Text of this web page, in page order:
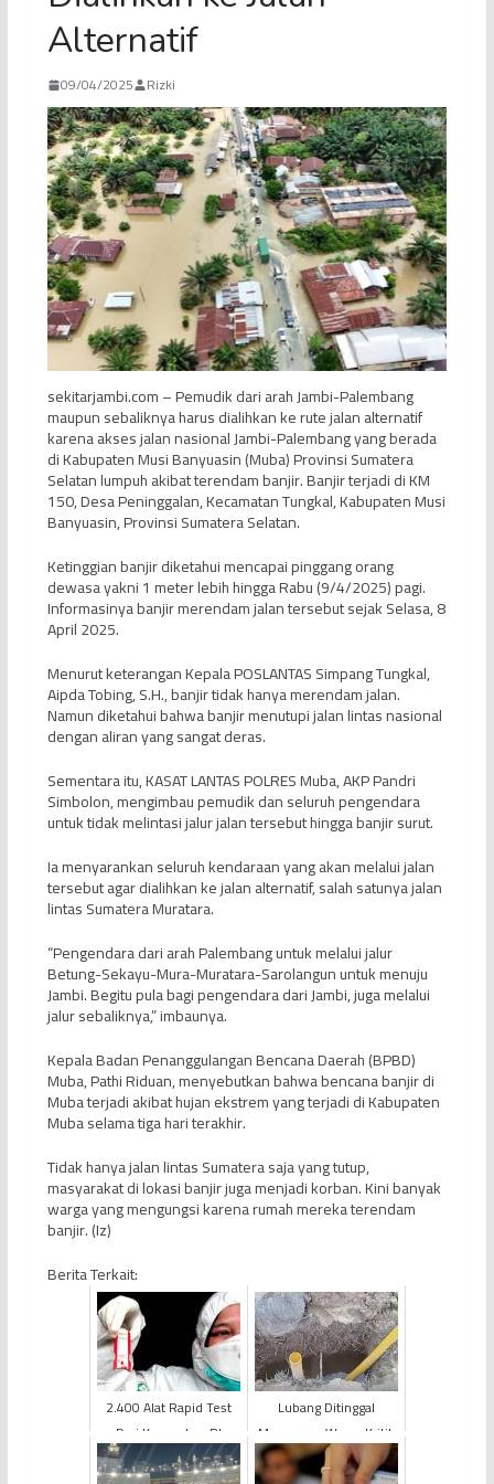
Alternatif
09/04/2025 Rizki
sekitarjambi.com – Pemudik dari arah Jambi-Palembang
maupun sebaliknya harus dialihkan ke rute jalan alternatif
karena akses jalan nasional Jambi-Palembang yang berada
di Kabupaten Musi Banyuasin (Muba) Provinsi Sumatera
Selatan lumpuh akibat terendam banjir. Banjir terjadi di KM
150, Desa Peninggalan, Kecamatan Tungkal, Kabupaten Musi
Banyuasin, Provinsi Sumatera Selatan.
Ketinggian banjir diketahui mencapai pinggang orang
dewasa yakni 1 meter lebih hingga Rabu (9/4/2025) pagi.
Informasinya banjir merendam jalan tersebut sejak Selasa, 8
April 2025.
Menurut keterangan Kepala POSLANTAS Simpang Tungkal,
Aipda Tobing, S.H., banjir tidak hanya merendam jalan.
Namun diketahui bahwa banjir menutupi jalan lintas nasional
dengan aliran yang sangat deras.
Sementara itu, KASAT LANTAS POLRES Muba, AKP Pandri
Simbolon, mengimbau pemudik dan seluruh pengendara
untuk tidak melintasi jalur jalan tersebut hingga banjir surut.
Ia menyarankan seluruh kendaraan yang akan melalui jalan
tersebut agar dialihkan ke jalan alternatif, salah satunya jalan
lintas Sumatera Muratara.
“Pengendara dari arah Palembang untuk melalui jalur
Betung-Sekayu-Mura-Muratara-Sarolangun untuk menuju
Jambi. Begitu pula bagi pengendara dari Jambi, juga melalui
jalur sebaliknya,” imbaunya.
Kepala Badan Penanggulangan Bencana Daerah (BPBD)
Muba, Pathi Riduan, menyebutkan bahwa bencana banjir di
Muba terjadi akibat hujan ekstrem yang terjadi di Kabupaten
Muba selama tiga hari terakhir.
Tidak hanya jalan lintas Sumatera saja yang tutup,
masyarakat di lokasi banjir juga menjadi korban. Kini banyak
warga yang mengungsi karena rumah mereka terendam
banjir. (Iz)
Berita Terkait:
2.400 Alat Rapid Test
Dari Kemenkes RI
Untuk Provinsi Jambi
Lubang Ditinggal
Menganga, Warga Kritik
Proyek Penggalian Pipa